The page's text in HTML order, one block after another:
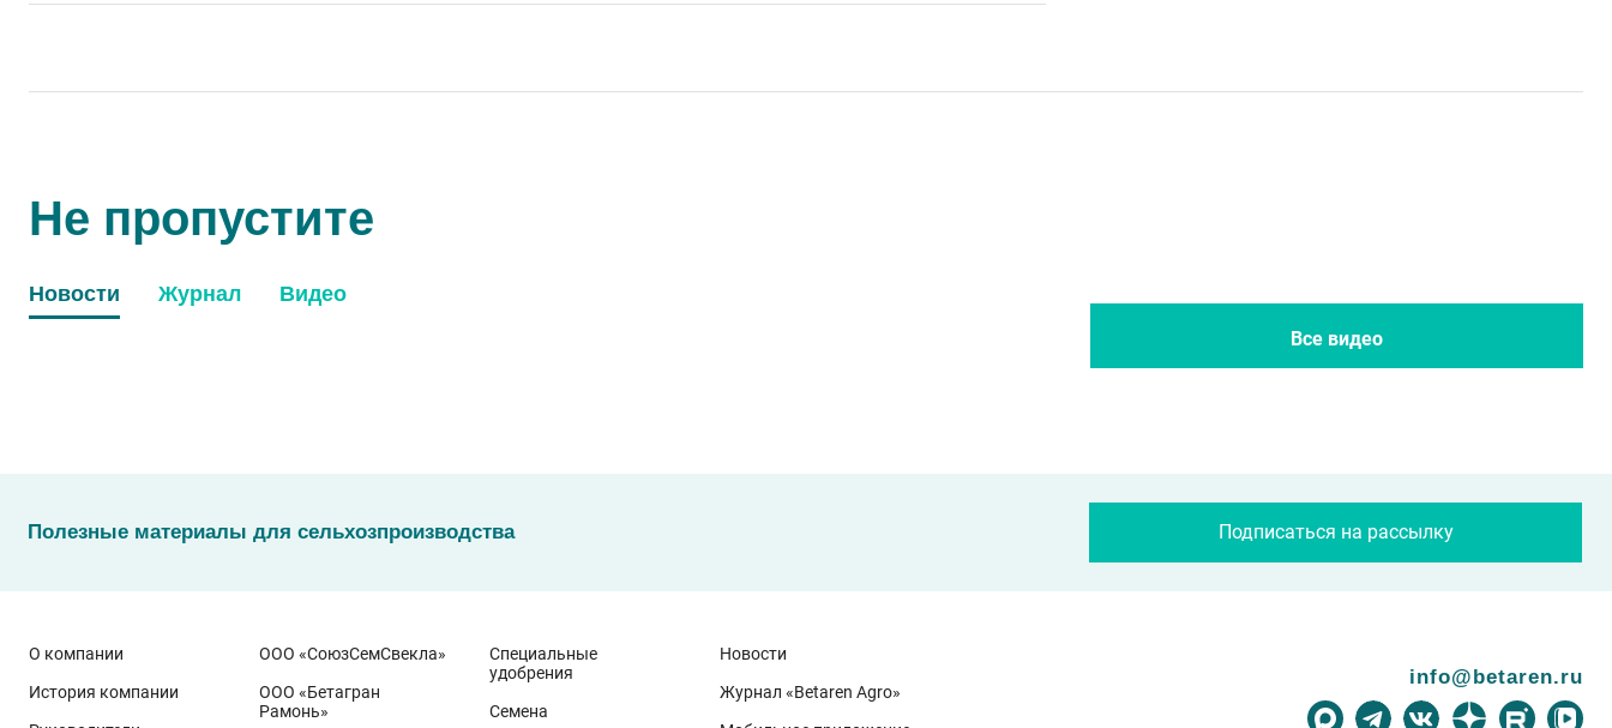
Не пропустите
Новости Журнал Видео
Все новости
Все журналы
Все видео
Полезные материалы для сельхозпроизводства Подписаться на рассылку
О компании
История компании
ООО «СоюзСемСвекла»
ООО «Бетагран
Рамонь»
Специальные
удобрения
Семена
Новости
Журнал «Betaren Agro»
info@betaren.ru